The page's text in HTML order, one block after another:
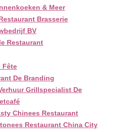
& Meer
Brasserie
BV
Restaurant
Fête
De Branding
Grillspecialist De
Chinees Restaurant
Restaurant China City